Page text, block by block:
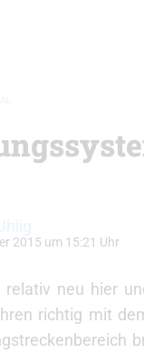
2015 um 15:21 Uhr
relativ neu hier
richtig mit